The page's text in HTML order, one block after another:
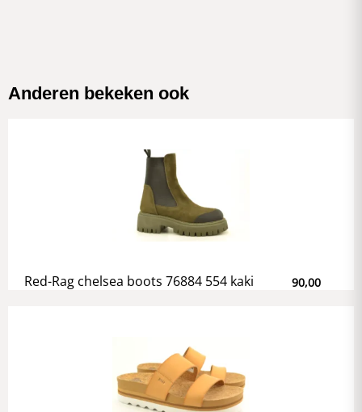
Anderen bekeken ook
Red-Rag chelsea boots 76884 554 kaki 90,00